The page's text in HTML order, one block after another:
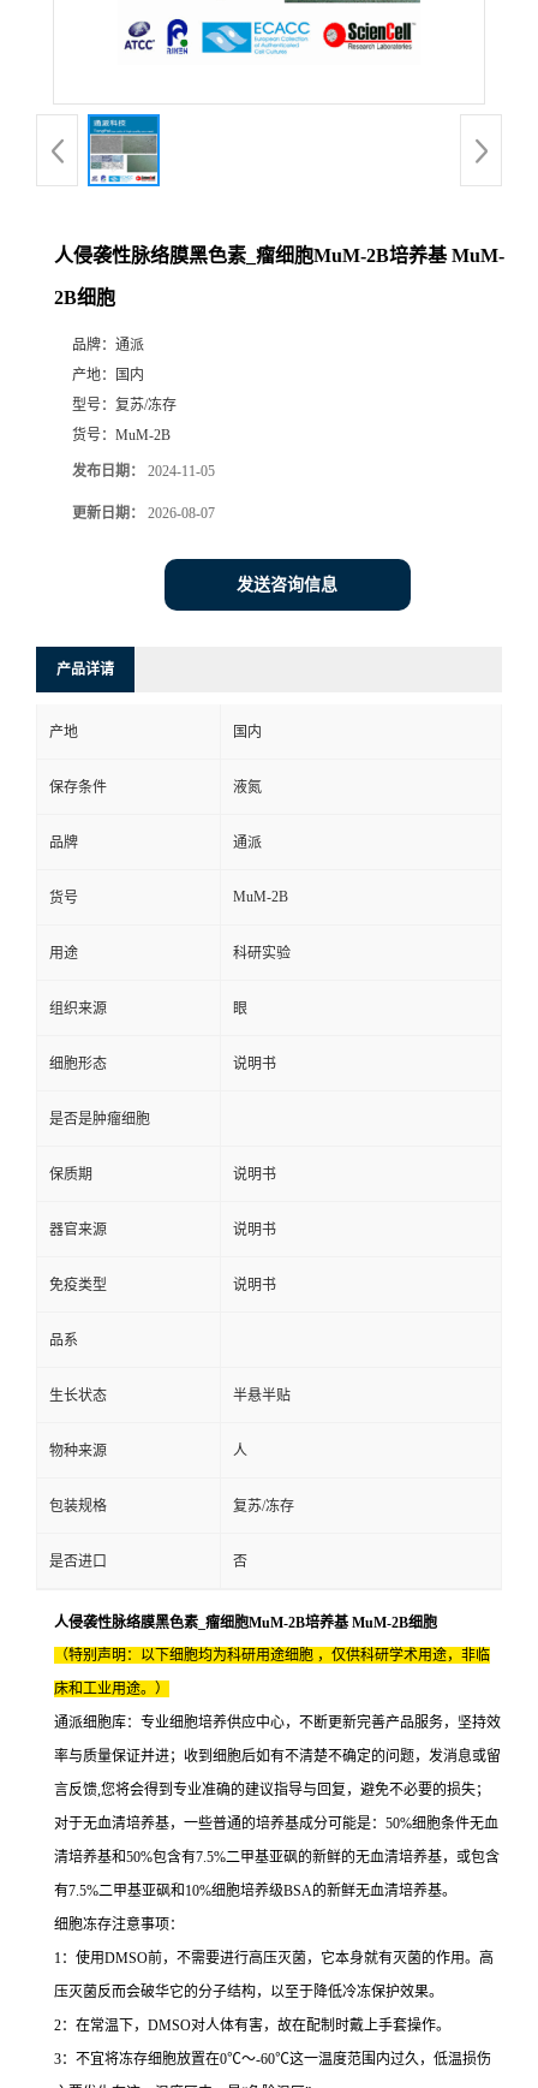
人侵袭性脉络膜黑色素_瘤细胞MuM-2B培养基 MuM-
2B细胞
品牌： 通派
产地：
国内
型号： 复苏/冻存
货号： MuM-2B
发布日期： 2024-11-05
更新日期： 2026-08-07
发送咨询信息
产品详请
产地 国内
保存条件 液氮
品牌 通派
货号 MuM-2B
用途 科研实验
组织来源 眼
细胞形态 说明书
是否是肿瘤细胞
保质期 说明书
器官来源 说明书
免疫类型 说明书
品系
生长状态 半悬半贴
物种来源 人
包装规格 复苏/冻存
是否进口 否
人侵袭性脉络膜黑色素_瘤细胞MuM-2B培养基 MuM-2B细胞
（特别声明：以下细胞均为科研用途细胞 ，仅供科研学术用途，非临
床和工业用途。）
通派细胞库：专业细胞培养供应中心，不断更新完善产品服务，坚持效
率与质量保证并进；收到细胞后如有不清楚不确定的问题，发消息或留
言反馈,您将会得到专业准确的建议指导与回复，避免不必要的损失；
对于无血清培养基，一些普通的培养基成分可能是：50%细胞条件无血
清培养基和50%包含有7.5%二甲基亚砜的新鲜的无血清培养基，或包含
有7.5%二甲基亚砜和10%细胞培养级BSA的新鲜无血清培养基。
细胞冻存注意事项：
1：使用DMSO前，不需要进行高压灭菌，它本身就有灭菌的作用。高
压灭菌反而会破华它的分子结构，以至于降低冷冻保护效果。
2：在常温下，DMSO对人体有害，故在配制时戴上手套操作。
3：不宜将冻存细胞放置在0℃～-60℃这一温度范围内过久，低温损伤